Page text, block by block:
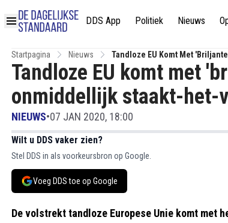
DDS App Politiek Nieuws
Startpagina Nieuws
Tandloze EU Komt Met
Naleven
Tandloze EU komt met
onmiddellijk staakt-het-
NIEUWS•07 JAN 2020, 18:00
Wilt u DDS vaker zien?
Stel DDS in als voorkeursbron op Google.
Voeg DDS toe op Google
De volstrekt tandloze Europese Unie komt met